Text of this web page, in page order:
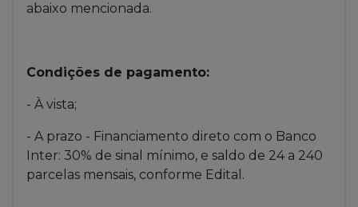
abaixo mencionada.
Condições de pagamento:
- À vista;
- A prazo - Financiamento direto com o Banco
Inter: 30% de sinal mínimo, e saldo de 24 a 240
parcelas mensais, conforme Edital.